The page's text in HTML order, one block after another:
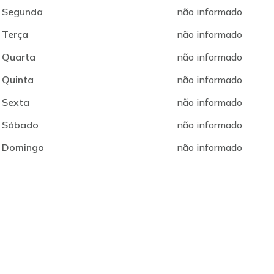
Segunda :
não informado
Terça
:
não informado
Quarta
:
não informado
Quinta
:
não informado
Sexta
:
não informado
Sábado
:
não informado
Domingo
: não informado